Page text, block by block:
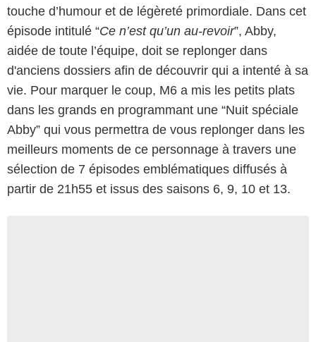
touche d’humour et de légèreté primordiale. Dans cet
épisode intitulé “Ce n’est qu’un au-revoir”, Abby,
aidée de toute l’équipe, doit se replonger dans
d'anciens dossiers afin de découvrir qui a intenté à sa
vie. Pour marquer le coup, M6 a mis les petits plats
dans les grands en programmant une “Nuit spéciale
Abby” qui vous permettra de vous replonger dans les
meilleurs moments de ce personnage à travers une
sélection de 7 épisodes emblématiques diffusés à
partir de 21h55 et issus des saisons 6, 9, 10 et 13.